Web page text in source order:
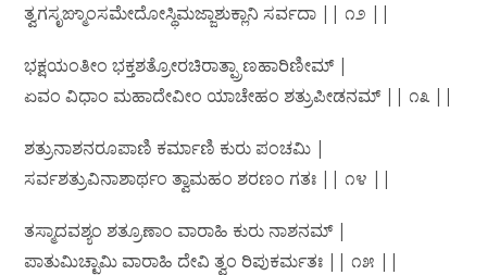
ತ್ವಗಸೃಙ್ಮಾಂಸಮೇದೋಸ್ಥಿಮಜ್ಜಾಶುಕ್ಲಾನಿ ಸರ್ವದಾ || ೧೨ ||
ಭಕ್ಷಯಂತೀಂ ಭಕ್ತಶತ್ರೋರಚಿರಾತ್ಪ್ರಾಣಹಾರಿಣೀಮ್ |
ಏವಂ ವಿಧಾಂ ಮಹಾದೇವೀಂ ಯಾಚೇಹಂ ಶತ್ರುಪೀಡನಮ್ || ೧೩ ||
ಶತ್ರುನಾಶನರೂಪಾಣಿ ಕರ್ಮಾಣಿ ಕುರು ಪಂಚಮಿ |
ಸರ್ವಶತ್ರುವಿನಾಶಾರ್ಥಂ ತ್ವಾಮಹಂ ಶರಣಂ ಗತಃ || ೧೪ ||
ತಸ್ಮಾದವಶ್ಯಂ ಶತ್ರೂಣಾಂ ವಾರಾಹಿ ಕುರು ನಾಶನಮ್ |
ಪಾತುಮಿಚ್ಛಾಮಿ ವಾರಾಹಿ ದೇವಿ ತ್ವಂ ರಿಪುಕರ್ಮತಃ || ೧೫ ||